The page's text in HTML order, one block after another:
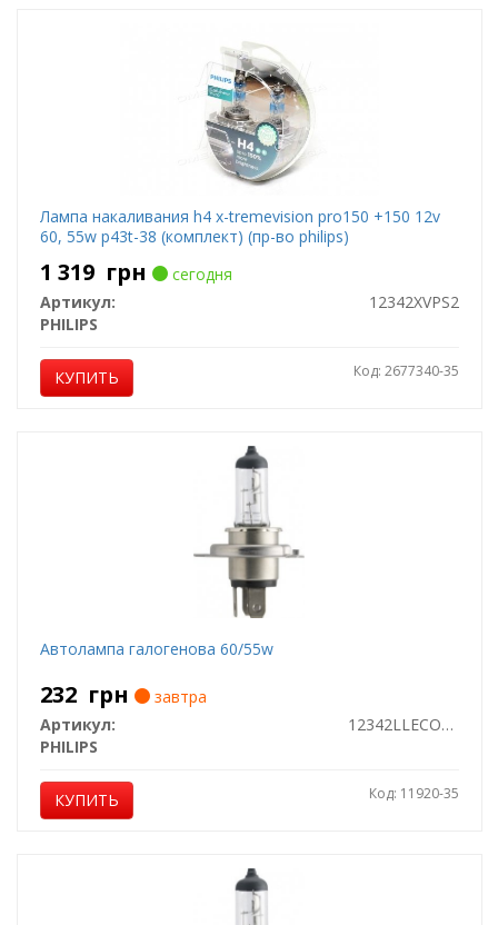
Лампа накаливания h4 x-tremevision pro150 +150 12v
60, 55w p43t-38 (комплект) (пр-во philips)
1 319 грн
сегодня
Артикул:
12342XVPS2
PHILIPS
КУПИТЬ Код: 2677340-35
Автолампа галогенова 60/55w
232 грн
завтра
Артикул:
12342LLECOB1
PHILIPS
КУПИТЬ Код: 11920-35